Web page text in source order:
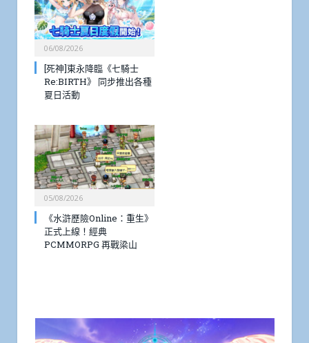
06/08/2026
[死神]東永降臨《七騎士
Re:BIRTH》 同步推出各種
夏日活動
05/08/2026
《水滸歷險Online：重生》
正式上線！經典
PCMMORPG 再戰梁山